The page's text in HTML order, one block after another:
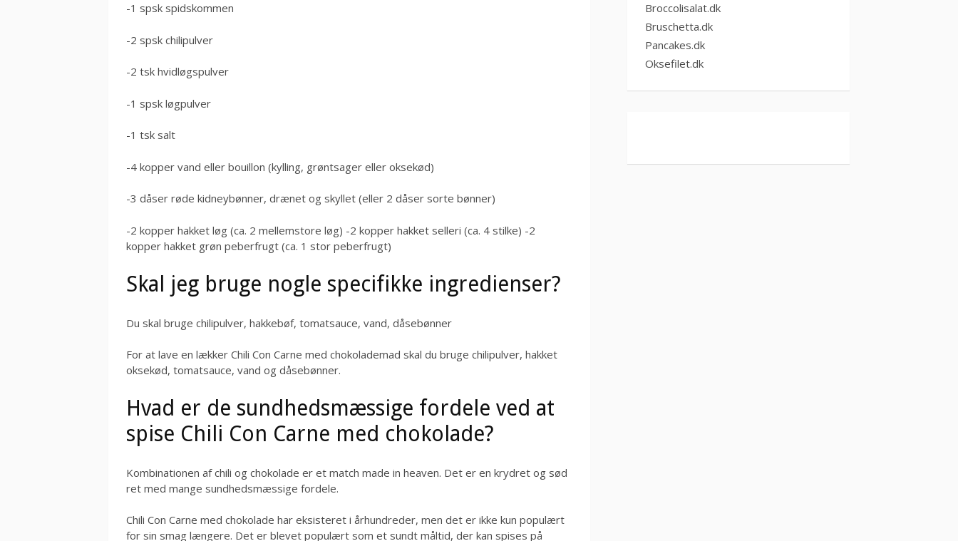
-1 spsk spidskommen
-2 spsk chilipulver
-2 tsk hvidløgspulver
-1 spsk løgpulver
-1 tsk salt
-4 kopper vand eller bouillon (kylling, grøntsager eller oksekød)
-3 dåser røde kidneybønner, drænet og skyllet (eller 2 dåser sorte bønner)
-2 kopper hakket løg (ca. 2 mellemstore løg) -2 kopper hakket selleri (ca. 4 stilke) -2
kopper hakket grøn peberfrugt (ca. 1 stor peberfrugt)
Skal jeg bruge nogle specifikke ingredienser?
Du skal bruge chilipulver, hakkebøf, tomatsauce, vand, dåsebønner
For at lave en lækker Chili Con Carne med chokolademad skal du bruge chilipulver, hakket
oksekød, tomatsauce, vand og dåsebønner.
Hvad er de sundhedsmæssige fordele ved at
spise Chili Con Carne med chokolade?
Kombinationen af chili og chokolade er et match made in heaven. Det er en krydret og sød
ret med mange sundhedsmæssige fordele.
Chili Con Carne med chokolade har eksisteret i århundreder, men det er ikke kun populært
for sin smag længere. Det er blevet populært som et sundt måltid, der kan spises på
Broccolisalat.dk
Bruschetta.dk
Pancakes.dk
Oksefilet.dk